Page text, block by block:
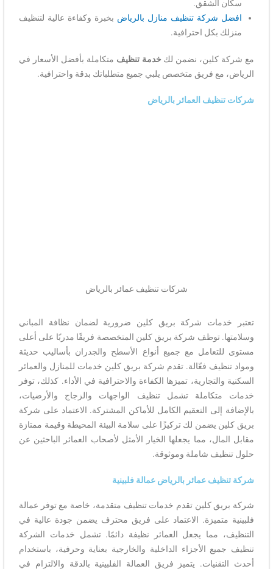
سكان الشقق.
افضل شركة تنظيف منازل بالرياض بخبرة وكفاءة عالية لتنظيف
منزلك بكل احترافية.
مع شركة كلين، نضمن لك خدمة تنظيف متكاملة بأفضل الأسعار في
الرياض، مع فريق متخصص يلبي جميع متطلباتك بدقة واحترافية.
شركات تنظيف العمائر بالرياض
شركات تنظيف عمائر بالرياض
تعتبر خدمات شركة بريق كلين ضرورية لضمان نظافة المباني
وسلامتها. توظف شركة بريق كلين المتخصصة فريقًا مدربًا على أعلى
مستوى للتعامل مع جميع أنواع الأسطح والجدران بأساليب حديثة
ومواد تنظيف فعّالة. تقدم شركة بريق كلين خدمات للمنازل والعمائر
السكنية والتجارية، تميزها الكفاءة والاحترافية في الأداء. كذلك، توفر
خدمات متكاملة تشمل تنظيف الواجهات والزجاج والأرضيات،
بالإضافة إلى التعقيم الكامل للأماكن المشتركة. الاعتماد على شركة
بريق كلين يضمن لك تركيزًا على سلامة البيئة المحيطة وقيمة ممتازة
مقابل المال، مما يجعلها الخيار الأمثل لأصحاب العمائر الباحثين عن
حلول تنظيف شاملة وموثوقة.
شركة تنظيف عمائر بالرياض عمالة فلبينية
شركة بريق كلين تقدم خدمات تنظيف متقدمة، خاصة مع توفر عمالة
فلبينية متميزة. الاعتماد على فريق محترف يضمن جودة عالية في
التنظيف، مما يجعل العمائر نظيفة دائمًا. تشمل خدمات الشركة
تنظيف جميع الأجزاء الداخلية والخارجية بعناية وحرفية، باستخدام
أحدث التقنيات. يتميز فريق العمالة الفلبينية بالدقة والالتزام في